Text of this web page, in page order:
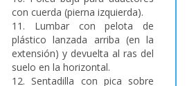
con cuerda (pierna izquierda).
11. Lumbar con pelota de
plástico lanzada arriba (en la
extensión) y devuelta al ras del
suelo en la horizontal.
12. Sentadilla con pica sobre